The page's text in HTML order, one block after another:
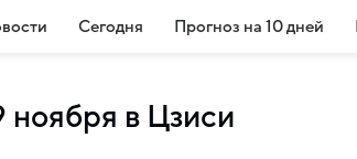
Сегодня Прогноз на 10 дней
ноября в Цзиси